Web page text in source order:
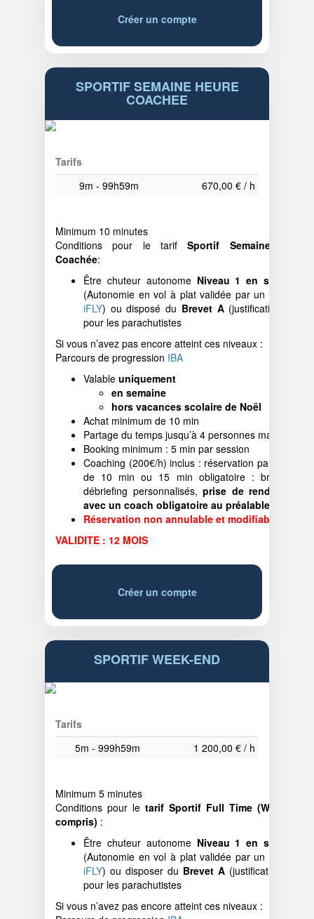
Créer un compte
SPORTIF SEMAINE HEURE
COACHEE
Tarifs
9m - 99h59m
670,00 € / h
Minimum 10 minutes
Conditions pour le tarifSportif Semaine Heure
Coachée:
Être chuteur autonome Niveau 1 en soufflerie
(Autonomie en vol à plat validée par un
iFLY) ou disposé du Brevet A(justificatif requis)
pour les parachutistes
Si vous n’avez pas encore atteint ces niveaux :
Parcours de progression IBA
Valable uniquement
en semaine
hors vacances scolaire de Noël
Achat minimum de 10 min
Partage du temps jusqu’à 4 personnes maximum
Booking minimum : 5 min par session
Coaching (200€/h) inclus : réservation par tranche
de 10 min ou 15 min obligatoire : briefing et
débriefing personnalisés, prise de rendez-vous
avec un coach obligatoire au préalable.
Réservation non annulable et modifiable
VALIDITE : 12 MOIS
Créer un compte
SPORTIF WEEK-END
Tarifs
5m - 999h59m
1 200,00 € / h
Minimum 5 minutes
Conditions pour le tarif Sportif Full Time (Week-end
compris) :
Être chuteur autonome Niveau 1 en soufflerie
(Autonomie en vol à plat validée par un
iFLY) ou disposer du Brevet A (justificatif requis)
pour les parachutistes
Si vous n’avez pas encore atteint ces niveaux :